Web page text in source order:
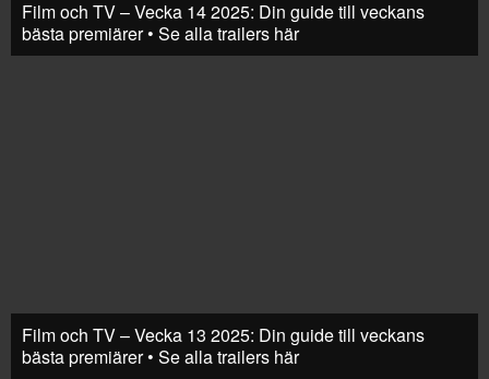
Film och TV – Vecka 14 2025: Din guide till veckans
bästa premiärer • Se alla trailers här
Film och TV – Vecka 13 2025: Din guide till veckans
bästa premiärer • Se alla trailers här